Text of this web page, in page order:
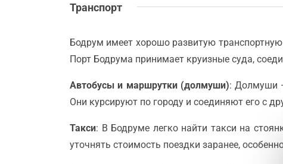
Транспорт
Бодрум имеет хорошо развитую
Порт Бодрума принимает круизные суда,
Автобусы и маршрутки (долмуши): Долмуши
Они курсируют по городу и соединяют его с
Такси: В Бодруме легко найти такси на
уточнять стоимость поездки заранее,